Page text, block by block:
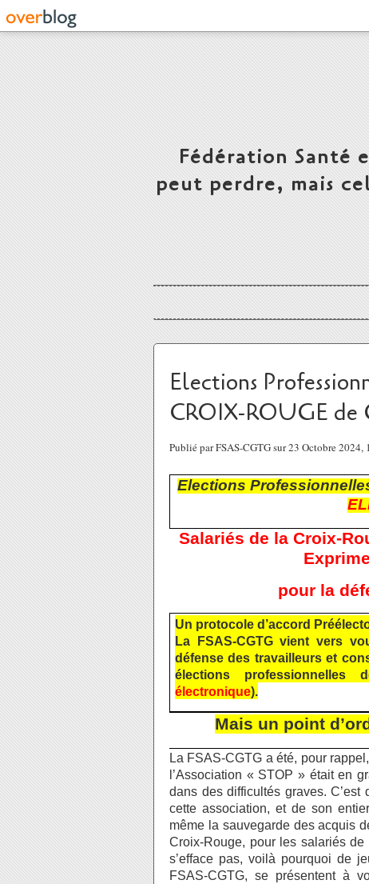
Fédération Santé
peut perdre, mais
Elections
CROIX-ROUGE
Publié par FSAS-CGTG sur 23 Octobre 2024,
Elections
Salariés de la Croix-
pour la
Un protocole d’accord
La FSAS-CGTG vient vers
défense des travailleurs et
élections professionnelles
électronique).
Mais un point
La FSAS-CGTG a été, pour
l’Association « STOP » était en
dans des difficultés graves.
cette association, et de son
même la sauvegarde des acquis
Croix-Rouge, pour les salariés
s’efface pas, voilà pourquoi de
FSAS-CGTG, se présentent à